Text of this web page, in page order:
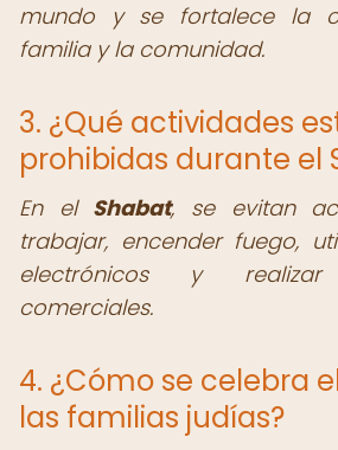
mundo y se fortalece la
familia y la comunidad.
3. ¿Qué actividades
prohibidas durante el
En el Shabat, se evitan
trabajar, encender fuego,
electrónicos y realizar
comerciales.
4. ¿Cómo se celebra
las familias judías?